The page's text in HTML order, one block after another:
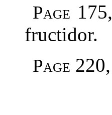
Page 175,
fructidor.
Page 220,